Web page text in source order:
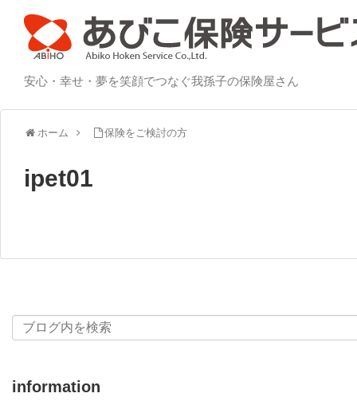
安心・幸せ・夢を笑顔でつなぐ我孫子の保険屋さん
ホーム 保険をご検討の方
ipet01
information